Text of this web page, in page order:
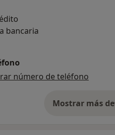
bancaria
número de teléfono
Mostrar más